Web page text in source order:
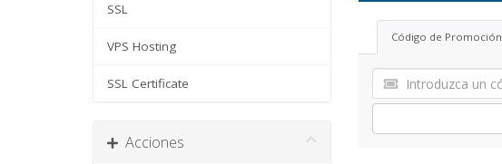
SSL
VPS Hosting
SSL Certificate
Acciones
Código de Promoción